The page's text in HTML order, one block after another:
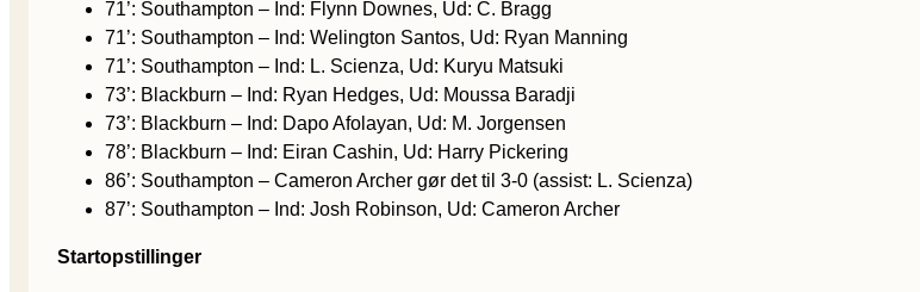
71’: Southampton – Ind: Flynn Downes, Ud: C. Bragg
71’: Southampton – Ind: Welington Santos, Ud: Ryan Manning
71’: Southampton – Ind: L. Scienza, Ud: Kuryu Matsuki
73’: Blackburn – Ind: Ryan Hedges, Ud: Moussa Baradji
73’: Blackburn – Ind: Dapo Afolayan, Ud: M. Jorgensen
78’: Blackburn – Ind: Eiran Cashin, Ud: Harry Pickering
86’: Southampton – Cameron Archer gør det til 3-0 (assist: L. Scienza)
87’: Southampton – Ind: Josh Robinson, Ud: Cameron Archer
Startopstillinger